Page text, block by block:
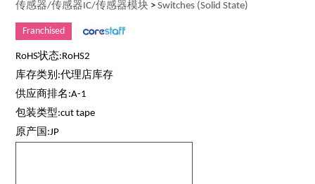
传感器/传感器IC/传感器模块 >Switches (Solid State)
Franchised
RoHS状态:RoHS2
库存类别:代理店库存
供应商排名:A-1
包装类型:cut tape
原产国:JP